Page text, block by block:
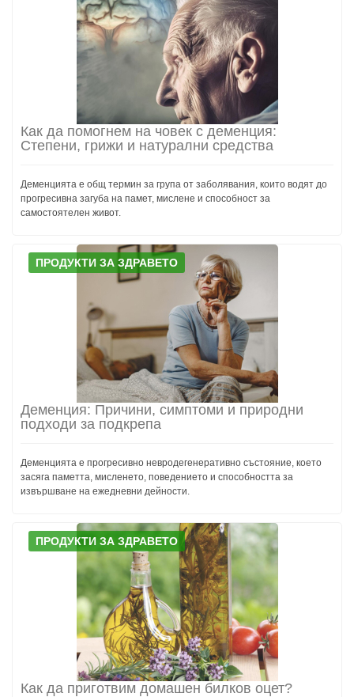
Как да помогнем на човек с деменция:
Степени, грижи и натурални средства
Деменцията е общ термин за група от заболявания, които водят до
прогресивна загуба на памет, мислене и способност за
самостоятелен живот.
ПРОДУКТИ ЗА ЗДРАВЕТО
Деменция: Причини, симптоми и природни
подходи за подкрепа
Деменцията е прогресивно невродегенеративно състояние, което
засяга паметта, мисленето, поведението и способността за
извършване на ежедневни дейности.
ПРОДУКТИ ЗА ЗДРАВЕТО
Как да приготвим домашен билков оцет?